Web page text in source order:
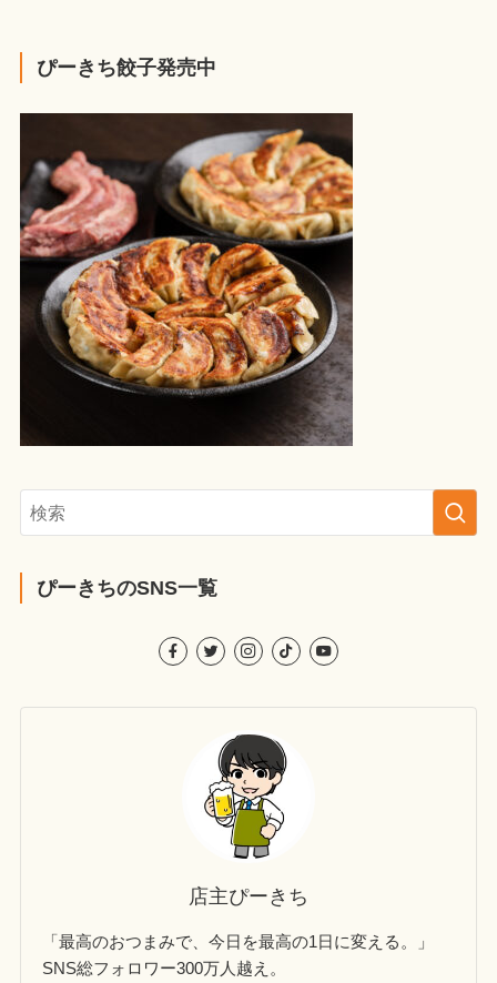
ぴーきち餃子発売中
ぴーきちのSNS一覧
店主ぴーきち
「最高のおつまみで、今日を最高の1日に変える。」
SNS総フォロワー300万人越え。